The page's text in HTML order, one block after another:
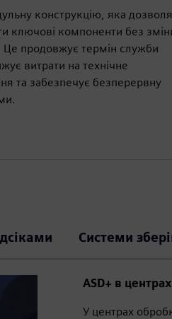
конструкцію, яка
ключові компоненти без
Це продовжує термін служби
витрати на технічне
та забезпечує безперервну
Системи
ASD+ в
У центрах